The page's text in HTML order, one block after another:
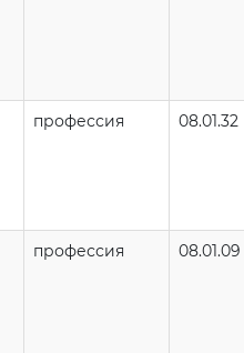
профессия 08.01.32
профессия 08.01.09